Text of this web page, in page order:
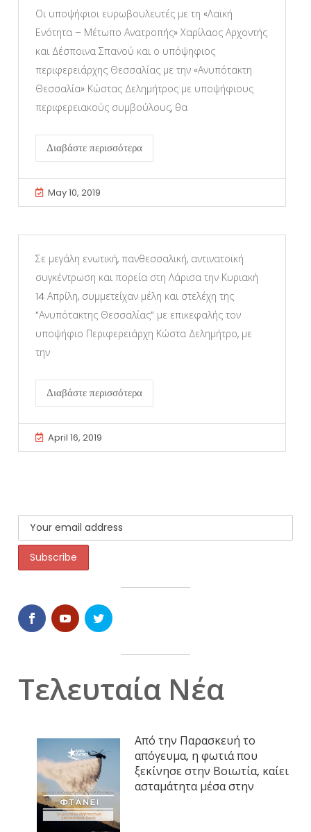
Οι υποψήφιοι ευρωβουλευτές με τη «Λαϊκή
Ενότητα – Μέτωπο Ανατροπής» Χαρίλαος Αρχοντής
και Δέσποινα Σπανού και ο υπόψηφιος
περιφερειάρχης Θεσσαλίας με την «Ανυπότακτη
Θεσσαλία» Κώστας Δελημήτρος με υποψήφιους
περιφερειακούς συμβούλους, θα
Διαβάστε περισσότερα
May 10, 2019
Σε μεγάλη ενωτική, πανθεσσαλική, αντινατοϊκή
συγκέντρωση και πορεία στη Λάρισα την Κυριακή
14 Απρίλη, συμμετείχαν μέλη και στελέχη της
“Ανυπότακτης Θεσσαλίας” με επικεφαλής τον
υποψήφιο Περιφερειάρχη Κώστα Δελημήτρο, με
την
Διαβάστε περισσότερα
April 16, 2019
Τελευταία Νέα
Από την Παρασκευή το
απόγευμα, η φωτιά που
ξεκίνησε στην Βοιωτία, καίει
ασταμάτητα μέσα στην